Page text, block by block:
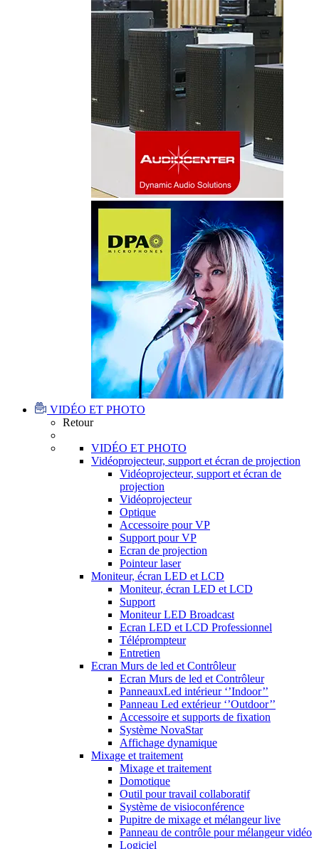
VIDÉO ET PHOTO
Retour
VIDÉO ET PHOTO
Vidéoprojecteur, support et écran de projection
Vidéoprojecteur, support et écran de
projection
Vidéoprojecteur
Optique
Accessoire pour VP
Support pour VP
Ecran de projection
Pointeur laser
Moniteur, écran LED et LCD
Moniteur, écran LED et LCD
Support
Moniteur LED Broadcast
Ecran LED et LCD Professionnel
Téléprompteur
Entretien
Ecran Murs de led et Contrôleur
Ecran Murs de led et Contrôleur
PanneauxLed intérieur ‘’Indoor’’
Panneau Led extérieur ‘’Outdoor’’
Accessoire et supports de fixation
Système NovaStar
Affichage dynamique
Mixage et traitement
Mixage et traitement
Domotique
Outil pour travail collaboratif
Système de visioconférence
Pupitre de mixage et mélangeur live
Panneau de contrôle pour mélangeur vidéo
Logiciel